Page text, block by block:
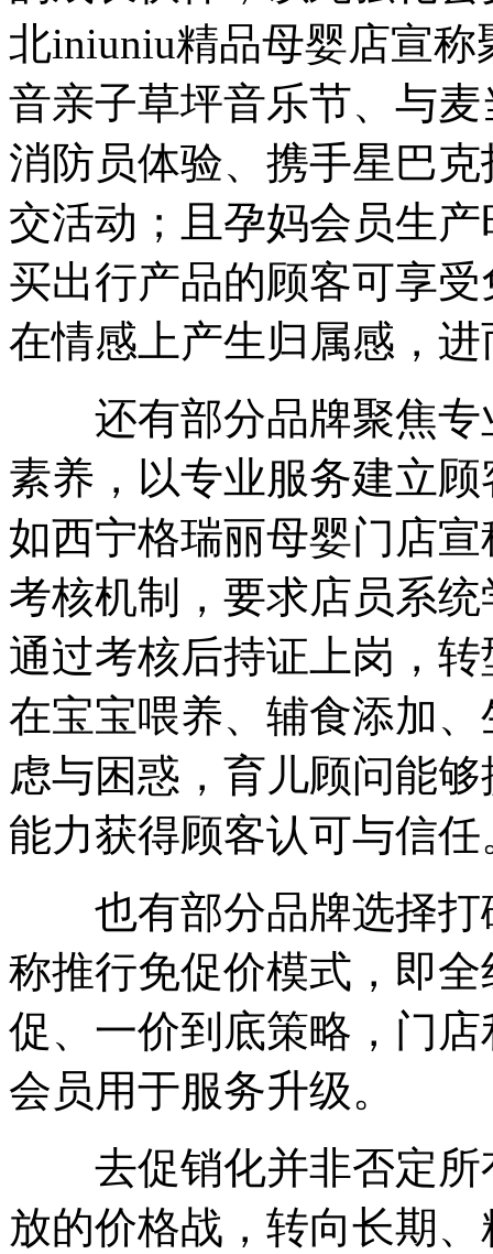
北iniuniu精品母婴店宣
音亲子草坪音乐节、与
消防员体验、携手星巴
交活动；且孕妈会员生
买出行产品的顾客可享
在情感上产生归属感，
还有部分品牌聚焦专
素养，以专业服务建立
如西宁格瑞丽母婴门店
考核机制，要求店员系
通过考核后持证上岗，
在宝宝喂养、辅食添加
虑与困惑，育儿顾问能
能力获得顾客认可与信任
也有部分品牌选择打
称推行免促价模式，即
促、一价到底策略，门
会员用于服务升级。
去促销化并非否定所
放的价格战，转向长期